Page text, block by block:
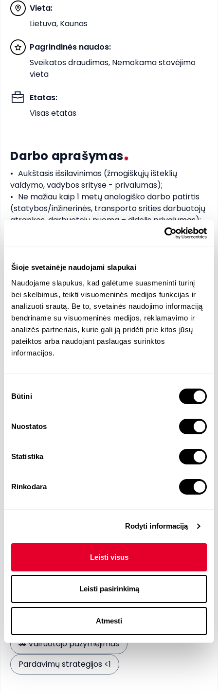
Šioje svetainėje naudojami slapukai
Naudojame slapukus, kad galėtume suasmeninti turinį
bei skelbimus, teikti visuomeninės medijos funkcijas ir
analizuoti srautą. Be to, svetainės naudojimo informaciją
bendriname su visuomeninės medijos, reklamavimo ir
analizės partneriais, kurie gali ją pridėti prie kitos jūsų
pateiktos arba naudojant paslaugas surinktos
informacijos.
pasirinkimas
Būtini
Nuostatos
Statistika
Rinkodara
Rodyti informaciją
Leisti visus
Leisti pasirinkimą
Atmesti
Vieta:
Lietuva, Kaunas
Pagrindinės naudos:
Sveikatos draudimas, Nemokama stovėjimo
vieta
Etatas:
Visas etatas
Darbo aprašymas
•	Aukštasis išsilavinimas (žmogiškųjų išteklių
valdymo, vadybos srityse - privalumas);
•	Ne mažiau kaip 1 metų analogiško darbo patirtis
(statybos/inžinerinės, transporto srities darbuotojų
atrankos, darbuotojų nuoma – didelis privalumas);
rezultatą, iniciatyvumas.
SIŪLOME
karjeros perspektyvas;
profesinio tobulėjimo galimybes;
•	Papildomą sveikatos draudimą;
Funkcijos ir atsakomybės
techninė sritis); • Bendravimas su potencialiais
kandidatais; • Atrankų proceso tobulinimas bei
Darbo skelbimų rengimas ir publikavimas; •
duomenų bazės administravimas.
Reikalingos kalbos
Rusų- B1
Reikalingi įgūdžiai
🚗Vairuotojo pažymėjimas
Pardavimų strategijos <1